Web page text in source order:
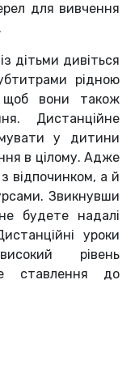
для вивчення
дітьми дивіться
рідною
щоб вони також
Дистанційне
у дитини
в цілому. Адже
відпочинком, а й
Звикнувши
будете надалі
уроки
рівень
ставлення до